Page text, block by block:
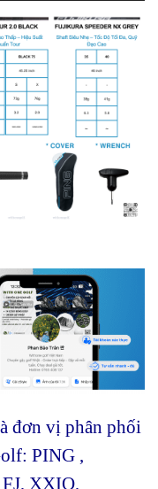
đơn vị phân phối
PING ,
XXIO,